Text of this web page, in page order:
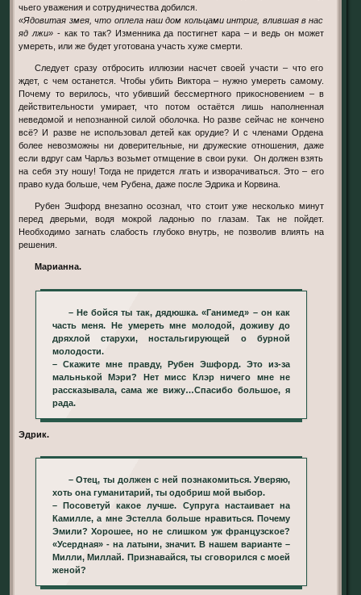
чьего уважения и сотрудничества добился.
«Ядовитая змея, что оплела наш дом кольцами интриг, влившая в нас
яд лжи» - как то так? Изменника да постигнет кара – и ведь он может
умереть, или же будет уготована участь хуже смерти.
Следует сразу отбросить иллюзии насчет своей участи – что его
ждет, с чем останется. Чтобы убить Виктора – нужно умереть самому.
Почему то верилось, что убивший бессмертного прикосновением – в
действительности умирает, что потом остаётся лишь наполненная
неведомой и непознанной силой оболочка. Но разве сейчас не кончено
всё? И разве не использовал детей как орудие? И с членами Ордена
более невозможны ни доверительные, ни дружеские отношения, даже
если вдруг сам Чарльз возьмет отмщение в свои руки. Он должен взять
на себя эту ношу! Тогда не придется лгать и изворачиваться. Это – его
право куда больше, чем Рубена, даже после Эдрика и Корвина.
Рубен Эшфорд внезапно осознал, что стоит уже несколько минут
перед дверьми, водя мокрой ладонью по глазам. Так не пойдет.
Необходимо загнать слабость глубоко внутрь, не позволив влиять на
решения.
Марианна.
– Не бойся ты так, дядюшка. «Ганимед» – он как
часть меня. Не умереть мне молодой, доживу до
дряхлой старухи, ностальгирующей о бурной
молодости.
– Скажите мне правду, Рубен Эшфорд. Это из-за
мальнькой Мэри? Нет мисс Клэр ничего мне не
рассказывала, сама же вижу…Спасибо большое, я
рада.
Эдрик.
– Отец, ты должен с ней познакомиться. Уверяю,
хоть она гуманитарий, ты одобриш мой выбор.
– Посоветуй какое лучше. Супруга настаивает на
Камилле, а мне Эстелла больше нравиться. Почему
Эмили? Хорошее, но не слишком уж французское?
«Усердная» - на латыни, значит. В нашем варианте –
Милли, Миллай. Признавайся, ты сговорился с моей
женой?